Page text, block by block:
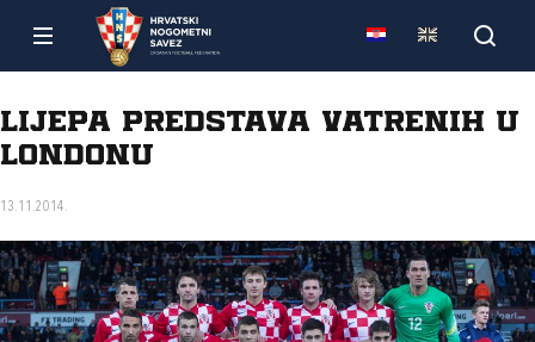
Lijepa predstava Vatrenih u
Londonu
13.11.2014.